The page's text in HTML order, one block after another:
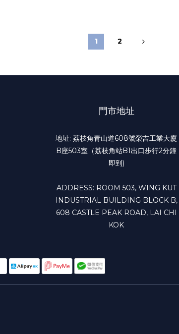
1 2
門市地址
地址: 荔枝角青山道608號榮吉工業大廈
B座503室（荔枝角站B1出口步行2分鐘
即到)
ADDRESS: ROOM 503, WING KUT
INDUSTRIAL BUILDING BLOCK B,
608 CASTLE PEAK ROAD, LAI CHI
KOK